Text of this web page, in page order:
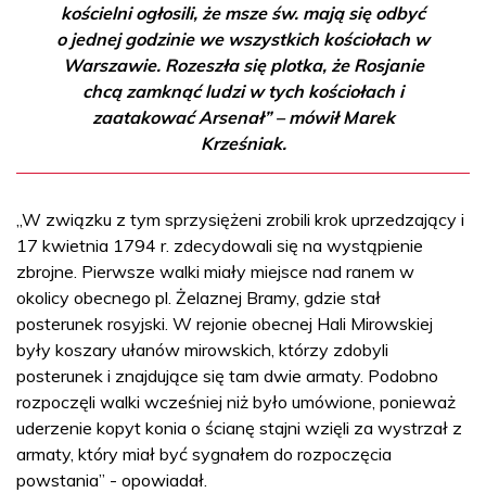
kościelni ogłosili, że msze św. mają się odbyć
o jednej godzinie we wszystkich kościołach w
Warszawie. Rozeszła się plotka, że Rosjanie
chcą zamknąć ludzi w tych kościołach i
zaatakować Arsenał” – mówił Marek
Krześniak.
„W związku z tym sprzysiężeni zrobili krok uprzedzający i
17 kwietnia 1794 r. zdecydowali się na wystąpienie
zbrojne. Pierwsze walki miały miejsce nad ranem w
okolicy obecnego pl. Żelaznej Bramy, gdzie stał
posterunek rosyjski. W rejonie obecnej Hali Mirowskiej
były koszary ułanów mirowskich, którzy zdobyli
posterunek i znajdujące się tam dwie armaty. Podobno
rozpoczęli walki wcześniej niż było umówione, ponieważ
uderzenie kopyt konia o ścianę stajni wzięli za wystrzał z
armaty, który miał być sygnałem do rozpoczęcia
powstania” - opowiadał.